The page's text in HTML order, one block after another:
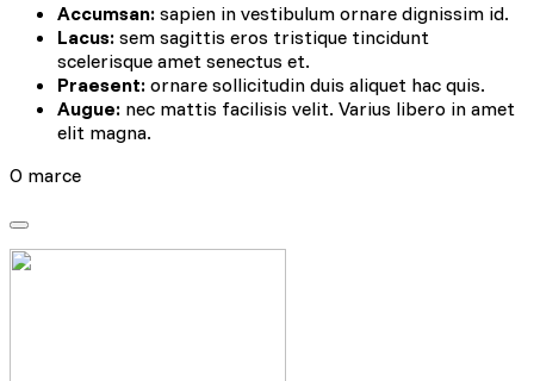
Accumsan: sapien in vestibulum ornare dignissim id.
Lacus: sem sagittis eros tristique tincidunt
scelerisque amet senectus et.
Praesent: ornare sollicitudin duis aliquet hac quis.
Augue: nec mattis facilisis velit. Varius libero in amet
elit magna.
O marce